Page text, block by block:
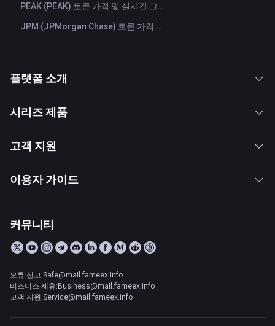
PEAK (PEAK) 토큰 가격 및 실시간 그래프
JPM (JPMorgan Chase) 토큰 가격 및 실시간 그래프
플랫폼 소개
시리즈 제품
고객 지원
이용자 가이드
커뮤니티
오류 신고:Safe@mail.fameex.info
비즈니스 제휴:Business@mail.fameex.info
고객 지원:Service@mail.fameex.info